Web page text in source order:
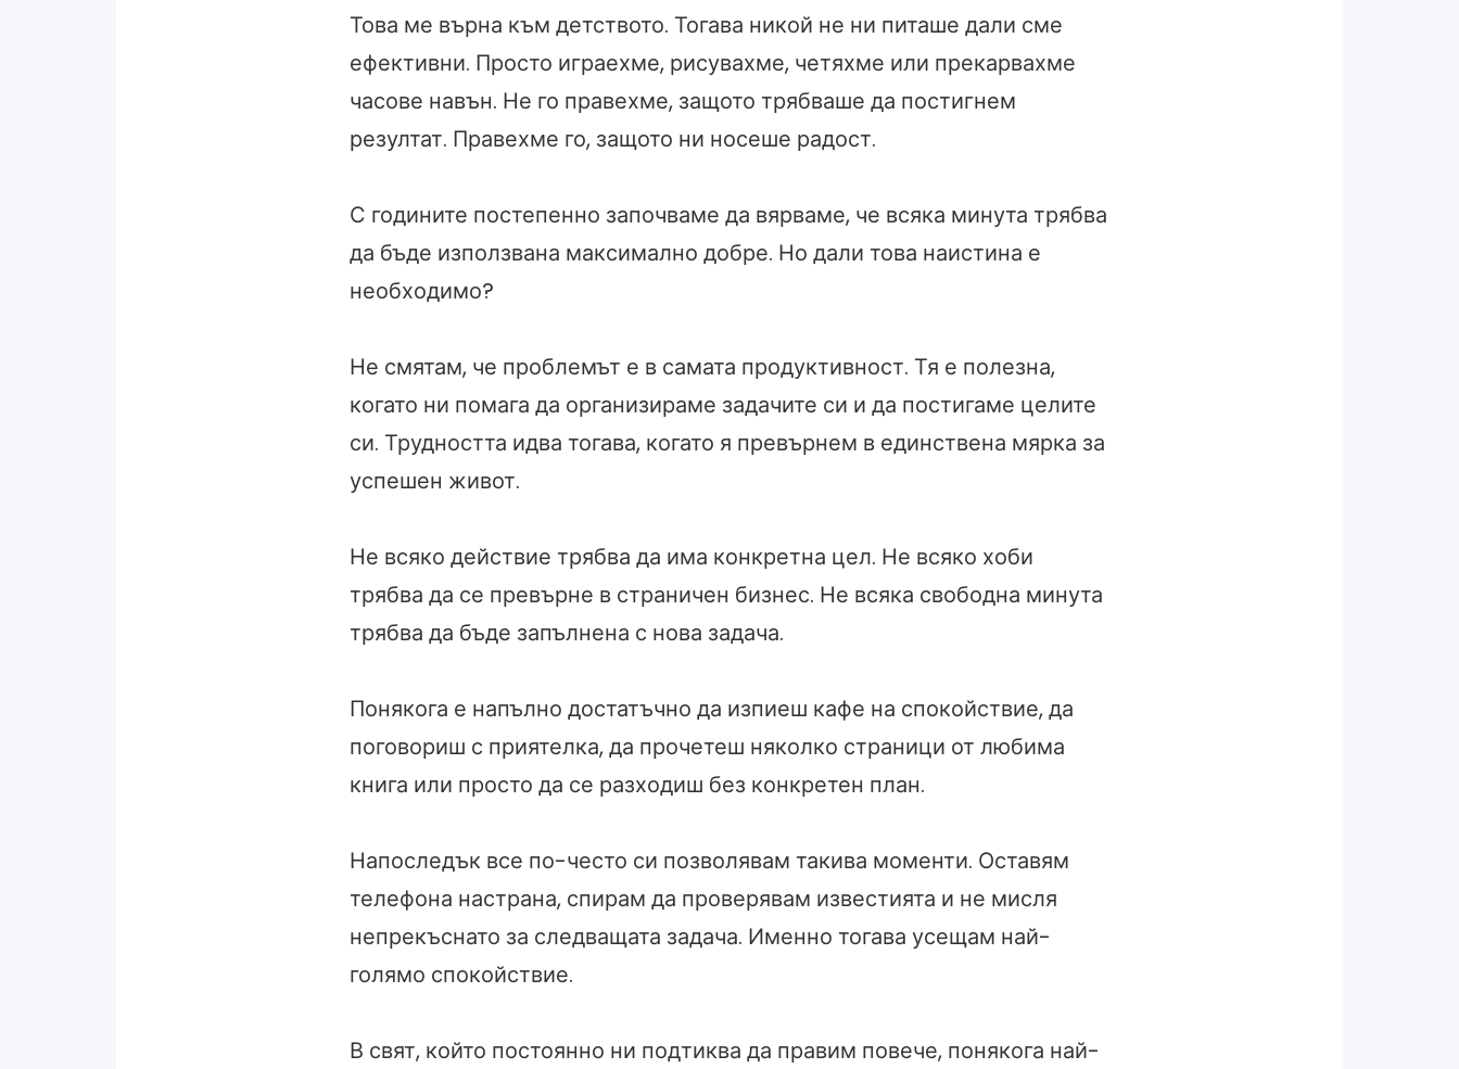
Това ме върна към детството. Тогава никой не ни питаше дали сме
ефективни. Просто играехме, рисувахме, четяхме или прекарвахме
часове навън. Не го правехме, защото трябваше да постигнем
резултат. Правехме го, защото ни носеше радост.
С годините постепенно започваме да вярваме, че всяка минута трябва
да бъде използвана максимално добре. Но дали това наистина е
необходимо?
Не смятам, че проблемът е в самата продуктивност. Тя е полезна,
когато ни помага да организираме задачите си и да постигаме целите
си. Трудността идва тогава, когато я превърнем в единствена мярка за
успешен живот.
Не всяко действие трябва да има конкретна цел. Не всяко хоби
трябва да се превърне в страничен бизнес. Не всяка свободна минута
трябва да бъде запълнена с нова задача.
Понякога е напълно достатъчно да изпиеш кафе на спокойствие, да
поговориш с приятелка, да прочетеш няколко страници от любима
книга или просто да се разходиш без конкретен план.
Напоследък все по-често си позволявам такива моменти. Оставям
телефона настрана, спирам да проверявам известията и не мисля
непрекъснато за следващата задача. Именно тогава усещам най-
голямо спокойствие.
В свят, който постоянно ни подтиква да правим повече, понякога най-